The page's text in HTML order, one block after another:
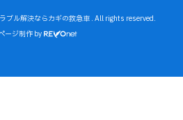
ブル解決ならカギの救急車 . All rights reserved.
ージ制作by